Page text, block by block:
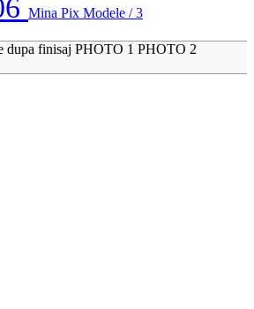
Mina Pix Modele / 3
dupa finisaj PHOTO 1 PHOTO 2